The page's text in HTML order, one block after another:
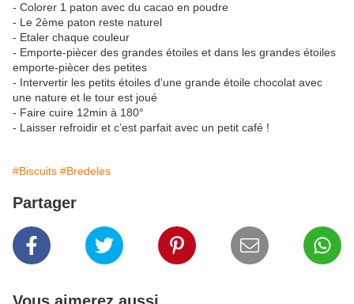
- Colorer 1 paton avec du cacao en poudre
- Le 2ème paton reste naturel
- Etaler chaque couleur
- Emporte-piècer des grandes étoiles et dans les grandes étoiles
emporte-piècer des petites
- Intervertir les petits étoiles d'une grande étoile chocolat avec
une nature et le tour est joué
- Faire cuire 12min à 180°
- Laisser refroidir et c’est parfait avec un petit café !
#Biscuits #Bredeles
Partager